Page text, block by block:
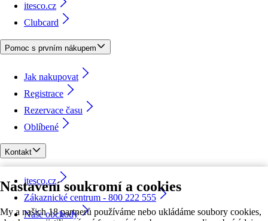
Nastavení soukromí a cookies
My a našich 18 partnerů používáme nebo ukládáme soubory cookies,
itesco.cz
Clubcard
Pomoc s prvním nákupem
Jak nakupovat
Registrace
Rezervace času
Oblíbené
Kontakt
itesco.cz
Zákaznické centrum - 800 222 555
Naše obchody